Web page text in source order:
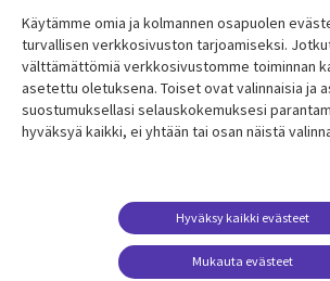
Resurssikeskus
Library
FINLAND
Asiakastarinat
Media
FINLAND
Käytämme omia ja kolmannen osapuolen
turvallisen verkkosivuston tarjoamiseksi.
välttämättömiä verkkosivustomme toiminnan
asetettu oletuksena. Toiset ovat valinnaisia ​​ja
suostumuksellasi selauskokemuksesi
hyväksyä kaikki, ei yhtään tai osan näistä
Mukauta evästeet
Hyväksy kaikki evästeet